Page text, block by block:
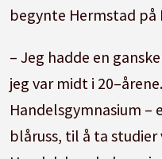
begynte Hermstad på
– Jeg hadde en
jeg var midt i
Handelsgymnasium –
blåruss, til å ta studier